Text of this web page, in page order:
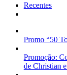
Recentes
Promo “50
Promoção:
de Christian